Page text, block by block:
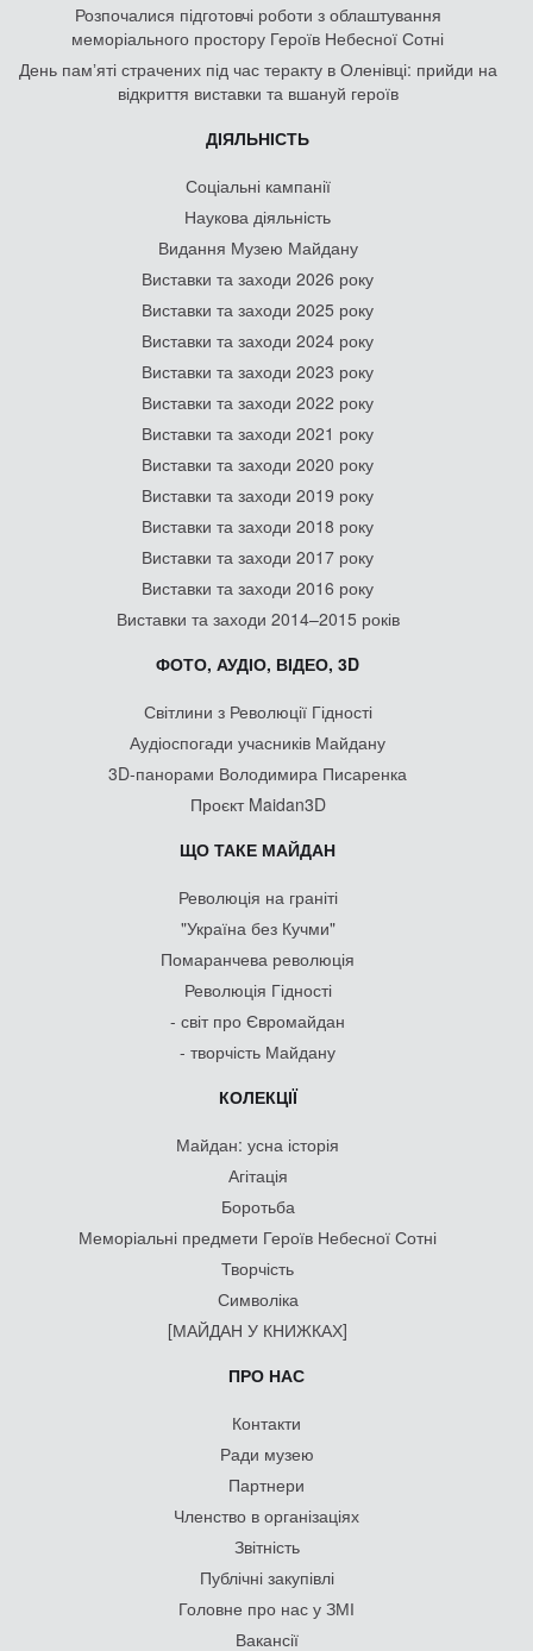
Розпочалися підготовчі роботи з облаштування
меморіального простору Героїв Небесної Сотні
День памʼяті страчених під час теракту в Оленівці: прийди на
відкриття виставки та вшануй героїв
ДІЯЛЬНІСТЬ
Соціальні кампанії
Наукова діяльність
Видання Музею Майдану
Виставки та заходи 2026 року
Виставки та заходи 2025 року
Виставки та заходи 2024 року
Виставки та заходи 2023 року
Виставки та заходи 2022 року
Виставки та заходи 2021 року
Виставки та заходи 2020 року
Виставки та заходи 2019 року
Виставки та заходи 2018 року
Виставки та заходи 2017 року
Виставки та заходи 2016 року
Виставки та заходи 2014–2015 років
ФОТО, АУДІО, ВІДЕО, 3D
Світлини з Революції Гідності
Аудіоспогади учасників Майдану
3D-панорами Володимира Писаренка
Проєкт Maidan3D
ЩО ТАКЕ МАЙДАН
Революція на граніті
"Україна без Кучми"
Помаранчева революція
Революція Гідності
- світ про Євромайдан
- творчість Майдану
КОЛЕКЦІЇ
Майдан: усна історія
Агітація
Боротьба
Меморіальні предмети Героїв Небесної Сотні
Творчість
Символіка
[МАЙДАН У КНИЖКАХ]
ПРО НАС
Контакти
Ради музею
Партнери
Членство в організаціях
Звітність
Публічні закупівлі
Головне про нас у ЗМІ
Вакансії